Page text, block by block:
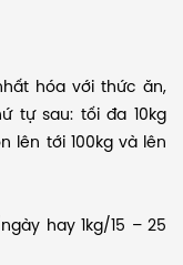
hóa với thức ăn,
tự sau: tối đa 10kg
lên tới 100kg và lên
hay 1kg/15 – 25